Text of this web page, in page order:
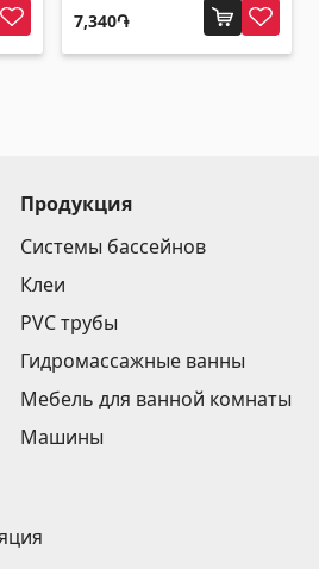
(13)7,340֏
Продукция
Системы бассейнов
Клеи
PVC трубы
Гидромассажные ванны
Мебель для ванной комнаты
Машины